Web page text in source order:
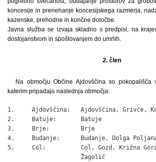
koncesije in prenehanje koncesijskega razmerja,
kazenske, prehodne in končne določbe.
Javna služba se izvaja skladno s predpisi, na
dostojanstvom in spoštovanjem do umrlih.
2. člen
Na območju Občine Ajdovščina so pokopališča
katerim pripadajo naslednja območja:
1.     Ajdovščina:   Ajdovščina, Grivče,
2.     Batuje:       Batuje
3.     Brje:         Brje
4.     Budanje:      Budanje, Dolga
5.     Col:          Col, Gozd, Križna
                     Žagolič